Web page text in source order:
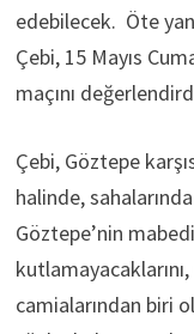
edebilecek. Öte
Çebi, 15 Mayıs
maçını
Çebi, Göztepe
halinde,
Göztepe’nin
camialarından biri